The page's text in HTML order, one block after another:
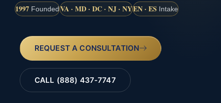
1997 FoundedVA · MD · DC · NJ · NYEN · ES Intake
REQUEST A CONSULTATION
CALL (888) 437-7747